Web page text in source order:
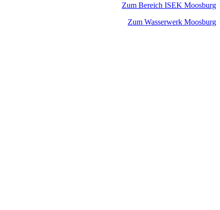
Zum Bereich ISEK Moosburg
Zum Wasserwerk Moosburg